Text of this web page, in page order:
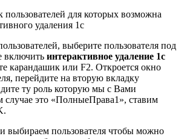
выберите пользователя под
включить интерактивное удаление 1с
карандашик или F2. Откроется окно
перейдите на вторую вкладку
ту роль которую мы с Вами
случае это «ПолныеПрава1», ставим